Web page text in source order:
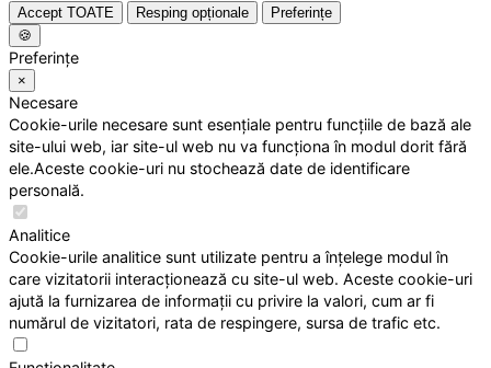
Accept TOATE Resping opționale
Preferințe
🍪
Preferințe
×
Necesare
Cookie-urile necesare sunt esențiale pentru funcțiile de bază ale
site-ului web, iar site-ul web nu va funcționa în modul dorit fără
ele.Aceste cookie-uri nu stochează date de identificare
personală.
Analitice
Cookie-urile analitice sunt utilizate pentru a înțelege modul în
care vizitatorii interacționează cu site-ul web. Aceste cookie-uri
ajută la furnizarea de informații cu privire la valori, cum ar fi
numărul de vizitatori, rata de respingere, sursa de trafic etc.